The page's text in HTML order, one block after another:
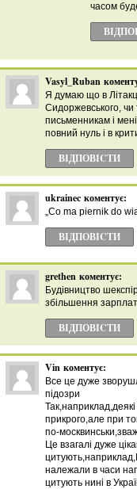
часом
Vasyl_Ruban
Я думаю що в
Сидоржевського, чи
письменникам і
повний нуль і в
ВІДПОВІCТИ
ukrainec коментує:
„Co ma piernik do
ВІДПОВІCТИ
grethen коментує:
Будівництво
збільшення
ВІДПОВІCТИ
Vin коментує:
Все це дуже
підозри
Так,наприклад,деякі
прикрого,але при
по-
Це взагалі дуже
належали в часи
цитують нині в